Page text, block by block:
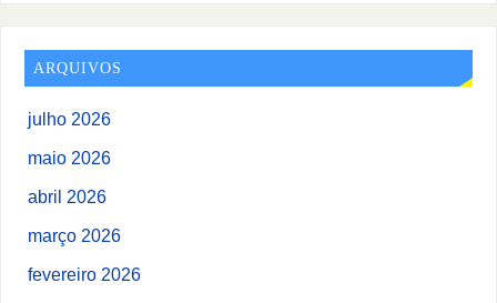
ARQUIVOS
julho 2026
maio 2026
abril 2026
março 2026
fevereiro 2026